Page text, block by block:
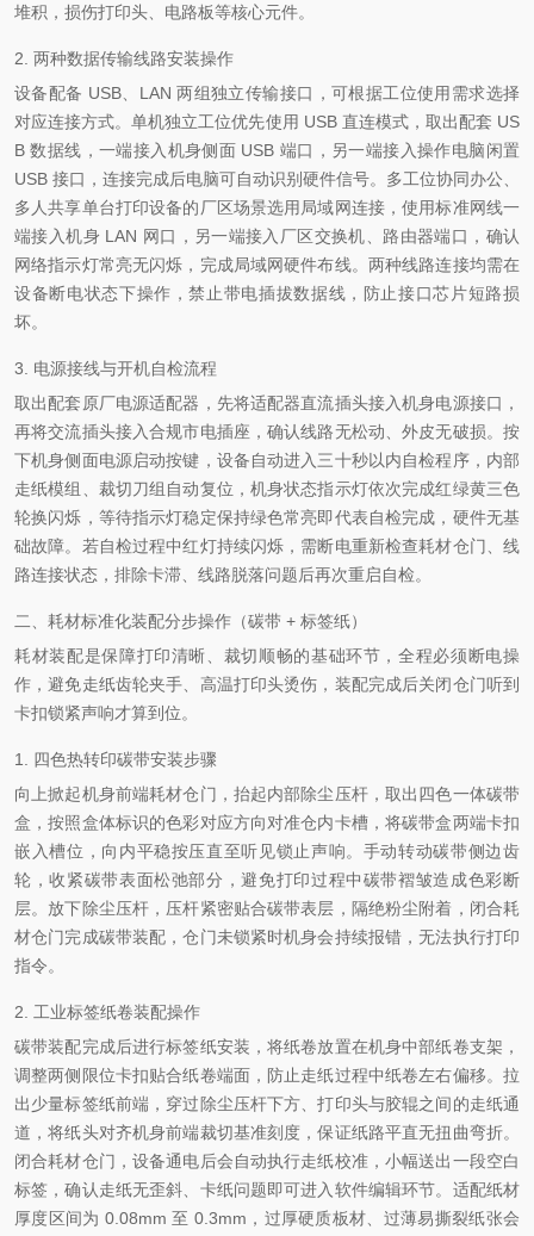
堆积，损伤打印头、电路板等核心元件。
2. 两种数据传输线路安装操作
设备配备 USB、LAN 两组独立传输接口，可根据工位使用需求选择
对应连接方式。单机独立工位优先使用 USB 直连模式，取出配套 US
B 数据线，一端接入机身侧面 USB 端口，另一端接入操作电脑闲置
USB 接口，连接完成后电脑可自动识别硬件信号。多工位协同办公、
多人共享单台打印设备的厂区场景选用局域网连接，使用标准网线一
端接入机身 LAN 网口，另一端接入厂区交换机、路由器端口，确认
网络指示灯常亮无闪烁，完成局域网硬件布线。两种线路连接均需在
设备断电状态下操作，禁止带电插拔数据线，防止接口芯片短路损
坏。
3. 电源接线与开机自检流程
取出配套原厂电源适配器，先将适配器直流插头接入机身电源接口，
再将交流插头接入合规市电插座，确认线路无松动、外皮无破损。按
下机身侧面电源启动按键，设备自动进入三十秒以内自检程序，内部
走纸模组、裁切刀组自动复位，机身状态指示灯依次完成红绿黄三色
轮换闪烁，等待指示灯稳定保持绿色常亮即代表自检完成，硬件无基
础故障。若自检过程中红灯持续闪烁，需断电重新检查耗材仓门、线
路连接状态，排除卡滞、线路脱落问题后再次重启自检。
二、耗材标准化装配分步操作（碳带 + 标签纸）
耗材装配是保障打印清晰、裁切顺畅的基础环节，全程必须断电操
作，避免走纸齿轮夹手、高温打印头烫伤，装配完成后关闭仓门听到
卡扣锁紧声响才算到位。
1. 四色热转印碳带安装步骤
向上掀起机身前端耗材仓门，抬起内部除尘压杆，取出四色一体碳带
盒，按照盒体标识的色彩对应方向对准仓内卡槽，将碳带盒两端卡扣
嵌入槽位，向内平稳按压直至听见锁止声响。手动转动碳带侧边齿
轮，收紧碳带表面松弛部分，避免打印过程中碳带褶皱造成色彩断
层。放下除尘压杆，压杆紧密贴合碳带表层，隔绝粉尘附着，闭合耗
材仓门完成碳带装配，仓门未锁紧时机身会持续报错，无法执行打印
指令。
2. 工业标签纸卷装配操作
碳带装配完成后进行标签纸安装，将纸卷放置在机身中部纸卷支架，
调整两侧限位卡扣贴合纸卷端面，防止走纸过程中纸卷左右偏移。拉
出少量标签纸前端，穿过除尘压杆下方、打印头与胶辊之间的走纸通
道，将纸头对齐机身前端裁切基准刻度，保证纸路平直无扭曲弯折。
闭合耗材仓门，设备通电后会自动执行走纸校准，小幅送出一段空白
标签，确认走纸无歪斜、卡纸问题即可进入软件编辑环节。适配纸材
厚度区间为 0.08mm 至 0.3mm，过厚硬质板材、过薄易撕裂纸张会